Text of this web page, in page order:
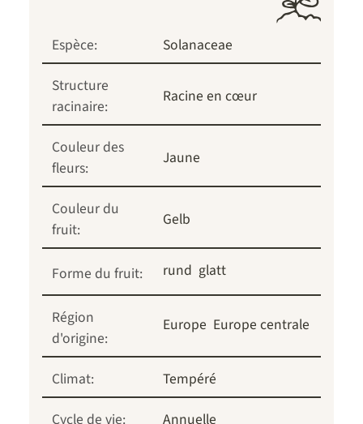
Espèce:
Solanaceae
Structure
racinaire:
Racine en cœur
Couleur des
fleurs:
Jaune
Couleur du
fruit:
Gelb
Forme du fruit: rund glatt
Région
d'origine:
Europe Europe centrale
Climat:
Tempéré
Cycle de vie:
Annuelle